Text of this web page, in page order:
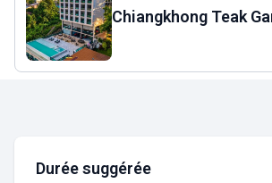
Chiangkhong Teak
Durée suggérée